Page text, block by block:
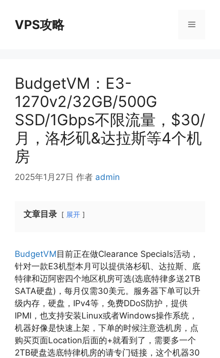
VPS攻略 菜
BudgetVM：E3-
1270v2/32GB/500G
SSD/1Gbps不限流量，$30/
月，洛杉矶&达拉斯等4个机
房
2025年1月27日 作者 admin
文章目录 展开
BudgetVM目前正在做Clearance Specials活动，
针对一款E3机型本月可以提供洛杉矶、达拉斯、底
特律和迈阿密四个地区机房可选(选底特律多送2TB
SATA硬盘)，每月仅需30美元。服务器下单可以升
级内存，硬盘，IPv4等，免费DDoS防护，提供
IPMI，也支持安装Linux或者Windows操作系统，
机器好像是快速上架，下单的时候注意选机房，点
购买页面Location后面的+就看到了，需要多一个
2TB硬盘选底特律机房的请专门链接，这个机器30